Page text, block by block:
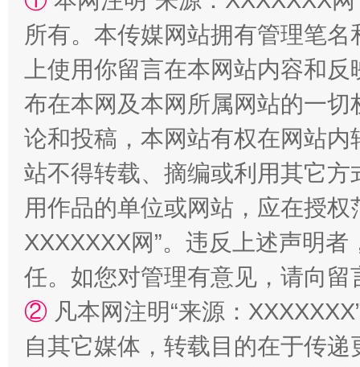
招工难、用工荒背后
网上购药对药下症？
所有。本传媒网站拥有管理笔
上使用你留言在本网站内容和
布在本网及本网所属网站的一
论和投稿，本网站有权在网站
站不得转载、摘编或利用其它
用作品的单位或网站，应在授
XXXXXXX网”。违反上述声明
任。如您对管理有意见，请向
② 凡本网注明“来源：
自其它媒体，转载目的在于传